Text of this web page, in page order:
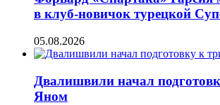
в клуб-новичок турецкой
05.08.2026
Двалишвили начал
Яном